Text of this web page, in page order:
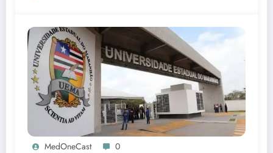
MedOneCast 0